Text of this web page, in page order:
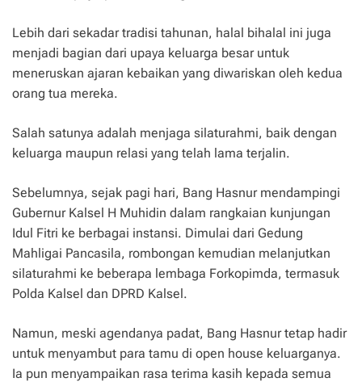
Lebih dari sekadar tradisi tahunan, halal bihalal ini juga
menjadi bagian dari upaya keluarga besar untuk
meneruskan ajaran kebaikan yang diwariskan oleh kedua
orang tua mereka.
Salah satunya adalah menjaga silaturahmi, baik dengan
keluarga maupun relasi yang telah lama terjalin.
Sebelumnya, sejak pagi hari, Bang Hasnur mendampingi
Gubernur Kalsel H Muhidin dalam rangkaian kunjungan
Idul Fitri ke berbagai instansi. Dimulai dari Gedung
Mahligai Pancasila, rombongan kemudian melanjutkan
silaturahmi ke beberapa lembaga Forkopimda, termasuk
Polda Kalsel dan DPRD Kalsel.
Namun, meski agendanya padat, Bang Hasnur tetap hadir
untuk menyambut para tamu di open house keluarganya.
Ia pun menyampaikan rasa terima kasih kepada semua